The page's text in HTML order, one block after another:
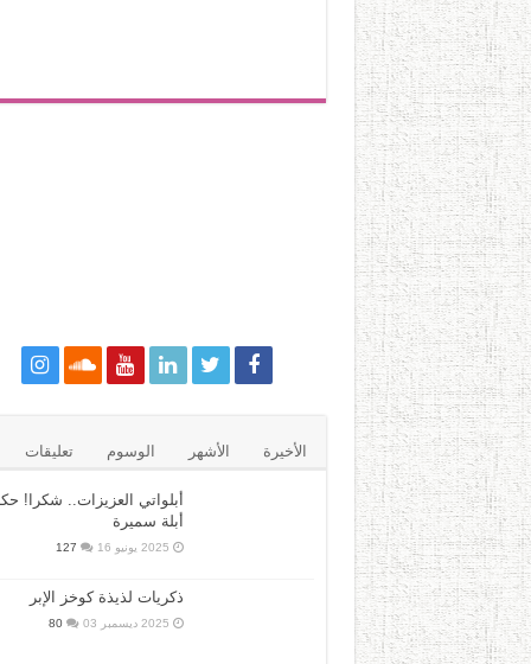
الأخيرة الأشهر الوسوم تعليقات
أبلواتي العزيزات.. شكرا!
أبلة سميرة
2025 يونيو 16 127
ذكريات لذيذة كوخز الإبر
2025 ديسمبر 03 80